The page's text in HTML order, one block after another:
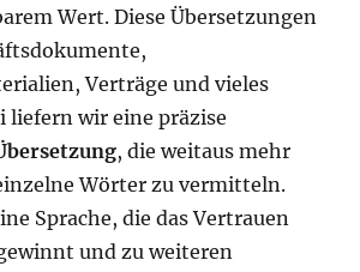
Wert. Diese Übersetzungen
Verträge und vieles
liefern wir eine präzise
, die weitaus mehr
Wörter zu vermitteln.
Sprache, die das Vertrauen
und zu weiteren